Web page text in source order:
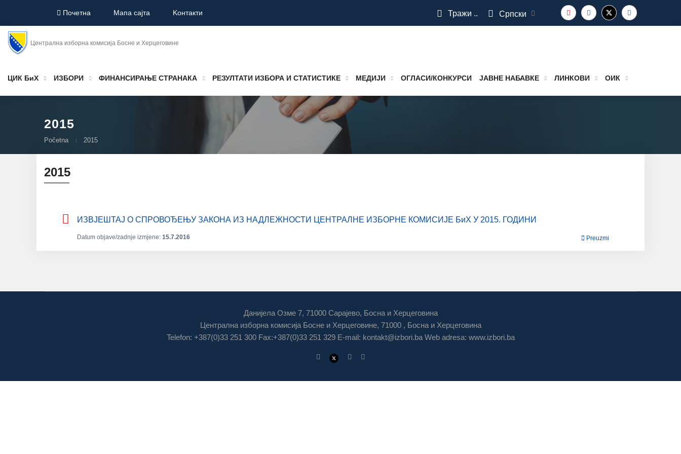
Почетна Мапа сајта Koнтакти Тражи .. Српски
Централна изборна комисија Босне и Херцеговине
ЦИК БиХ ИЗБОРИ ФИНАНСИРАЊЕ СТРАНАКА РЕЗУЛТАТИ ИЗБОРА И СТАТИСТИКЕ МЕДИЈИ ОГЛАСИ/КОНКУРСИ ЈАВНЕ НАБАВКЕ ЛИНКОВИ ОИК
2015
Početna 2015
2015
ИЗВЈЕШТАЈ О СПРОВОЂЕЊУ ЗАКОНА ИЗ НАДЛЕЖНОСТИ ЦЕНТРАЛНЕ ИЗБОРНЕ КОМИСИЈЕ БиХ У 2015. ГОДИНИ
Datum objave/zadnje izmjene: 15.7.2016 Preuzmi
Данијела Озме 7, 71000 Сарајево, Босна и Херцеговина
Централна изборна комисија Босне и Херцеговине, 71000 , Босна и Херцеговина
Telefon: +387(0)33 251 300 Fax:+387(0)33 251 329 E-mail: kontakt@izbori.baWeb adresa: www.izbori.ba